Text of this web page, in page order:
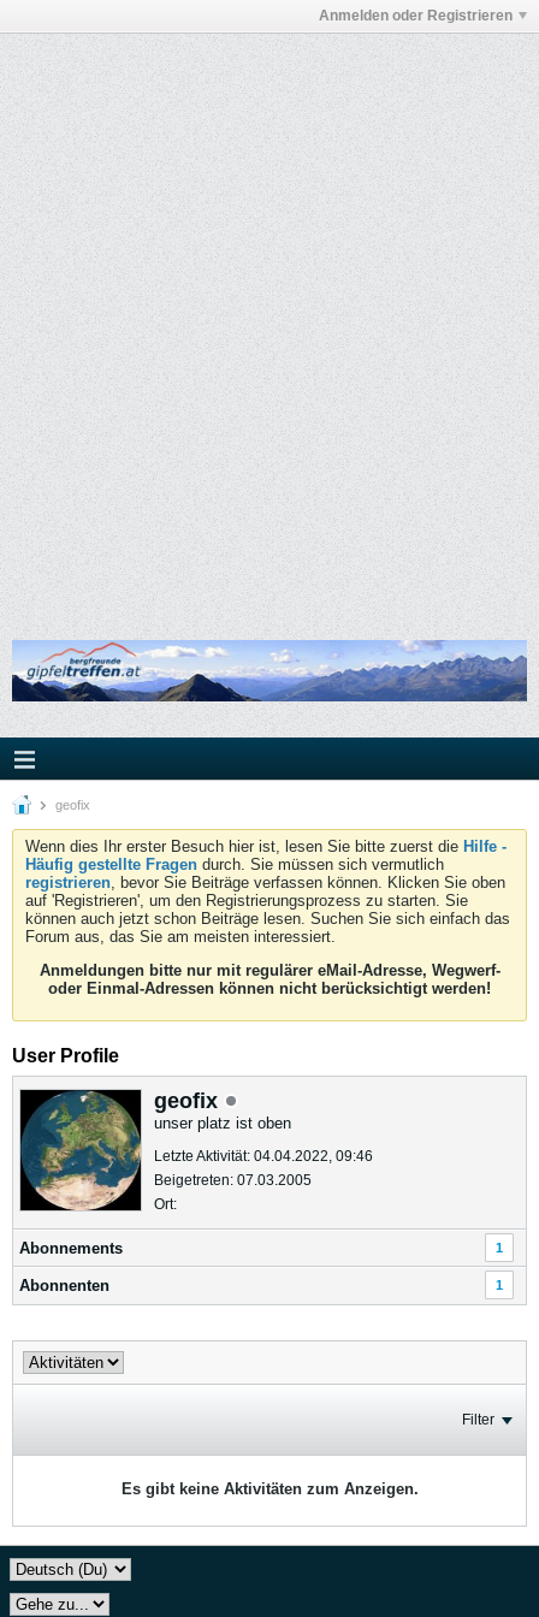
Anmelden oder Registrieren
geofix
Wenn dies Ihr erster Besuch hier ist, lesen Sie bitte zuerst die Hilfe -
Häufig gestellte Fragen durch. Sie müssen sich vermutlich
registrieren, bevor Sie Beiträge verfassen können. Klicken Sie oben
auf 'Registrieren', um den Registrierungsprozess zu starten. Sie
können auch jetzt schon Beiträge lesen. Suchen Sie sich einfach das
Forum aus, das Sie am meisten interessiert.
Anmeldungen bitte nur mit regulärer eMail-Adresse, Wegwerf-
oder Einmal-Adressen können nicht berücksichtigt werden!
User Profile
geofix
unser platz ist oben
Letzte Aktivität: 04.04.2022, 09:46
Beigetreten: 07.03.2005
Ort:
Abonnements 1
Abonnenten 1
Filter
Es gibt keine Aktivitäten zum Anzeigen.